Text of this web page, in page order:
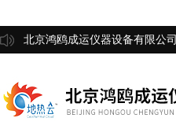
北京鸿鸥成运仪器设备有限公司